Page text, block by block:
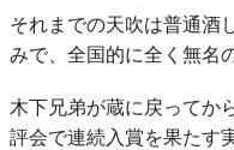
それまでの天吹は普通酒
みで、全国的に全く無名
木下兄弟が蔵に戻ってか
評会で連続入賞を果たす